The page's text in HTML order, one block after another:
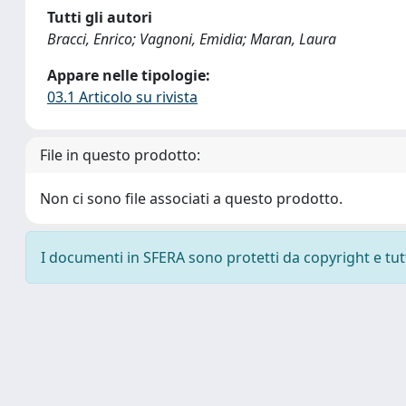
Tutti gli autori
Bracci, Enrico; Vagnoni, Emidia; Maran, Laura
Appare nelle tipologie:
03.1 Articolo su rivista
File in questo prodotto:
Non ci sono file associati a questo prodotto.
I documenti in SFERA sono protetti da copyright e